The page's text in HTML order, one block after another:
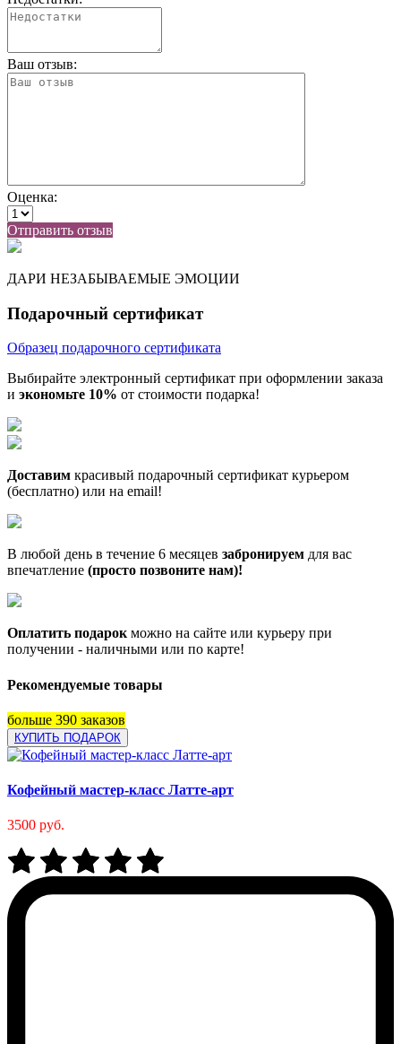
Ваш отзыв:
Оценка:
Отправить отзыв
ДАРИ НЕЗАБЫВАЕМЫЕ ЭМОЦИИ
Подарочный сертификат
Образец подарочного сертификата
Выбирайте электронный сертификат при оформлении заказа
и экономьте 10% от стоимости подарка!
Доставим красивый подарочный сертификат курьером
(бесплатно) или на email!
В любой день в течение 6 месяцев забронируем для вас
впечатление (просто позвоните нам)!
Оплатить подарок можно на сайте или курьеру при
получении - наличными или по карте!
Рекомендуемые товары
больше 390 заказов
КУПИТЬ ПОДАРОК
Кофейный мастер-класс Латте-арт
3500 руб.